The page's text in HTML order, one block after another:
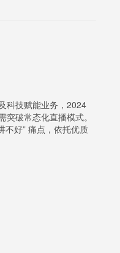
科技赋能业务，2024
破常态化直播模式。
不好” 痛点，依托优质